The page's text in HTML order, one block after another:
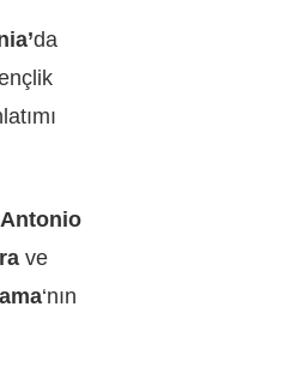
da
ve
‘nın